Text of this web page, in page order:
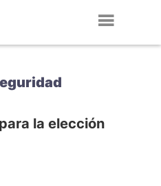
la elección